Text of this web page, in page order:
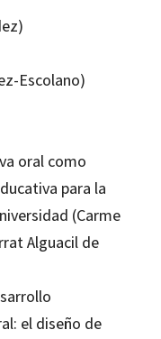
Escolano)
oral como
para la
(Carme
Alguacil de
el diseño de